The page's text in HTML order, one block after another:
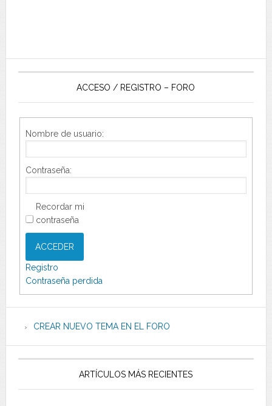
ACCESO / REGISTRO – FORO
Nombre de usuario:
Contraseña:
Recordar mi
contraseña
ACCEDER
Registro
Contraseña perdida
CREAR NUEVO TEMA EN EL FORO
ARTÍCULOS MÁS RECIENTES